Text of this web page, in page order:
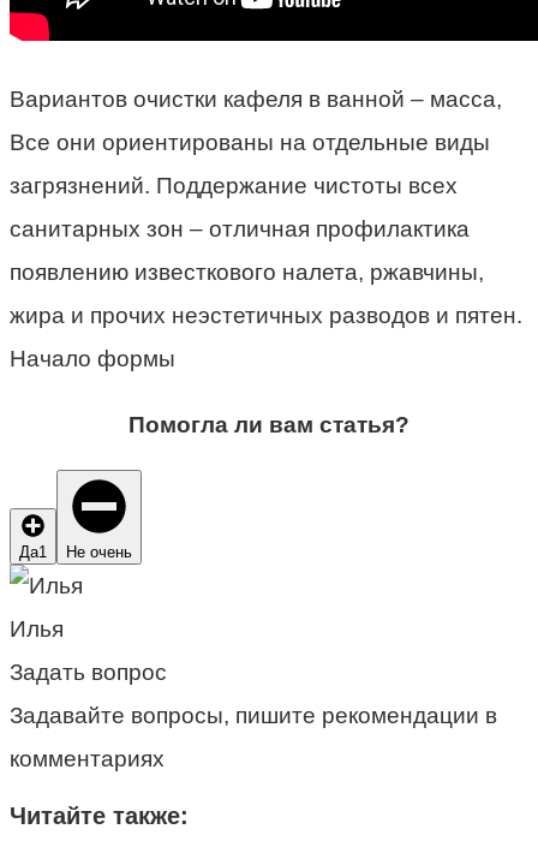
Вариантов очистки кафеля в ванной – масса,
Все они ориентированы на отдельные виды
загрязнений. Поддержание чистоты всех
санитарных зон – отличная профилактика
появлению известкового налета, ржавчины,
жира и прочих неэстетичных разводов и пятен.
Начало формы
Помогла ли вам статья?
Да1 Не очень
Илья
Задать вопрос
Задавайте вопросы, пишите рекомендации в
комментариях
Читайте также: